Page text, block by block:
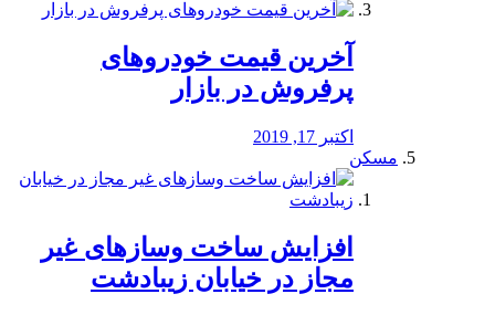
آخرین قیمت خودرو‌های
پرفروش در بازار
اکتبر 17, 2019
مسکن
افزایش ساخت وسازهای غیر
مجاز در خیابان زیبادشت